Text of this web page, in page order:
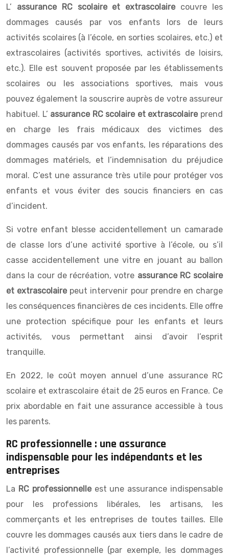
L’ assurance RC scolaire et extrascolaire couvre les
dommages causés par vos enfants lors de leurs
activités scolaires (à l’école, en sorties scolaires, etc.) et
extrascolaires (activités sportives, activités de loisirs,
etc.). Elle est souvent proposée par les établissements
scolaires ou les associations sportives, mais vous
pouvez également la souscrire auprès de votre assureur
habituel. L’ assurance RC scolaire et extrascolaire prend
en charge les frais médicaux des victimes des
dommages causés par vos enfants, les réparations des
dommages matériels, et l’indemnisation du préjudice
moral. C’est une assurance très utile pour protéger vos
enfants et vous éviter des soucis financiers en cas
d’incident.
Si votre enfant blesse accidentellement un camarade
de classe lors d’une activité sportive à l’école, ou s’il
casse accidentellement une vitre en jouant au ballon
dans la cour de récréation, votre assurance RC scolaire
et extrascolaire peut intervenir pour prendre en charge
les conséquences financières de ces incidents. Elle offre
une protection spécifique pour les enfants et leurs
activités, vous permettant ainsi d’avoir l’esprit
tranquille.
En 2022, le coût moyen annuel d’une assurance RC
scolaire et extrascolaire était de 25 euros en France. Ce
prix abordable en fait une assurance accessible à tous
les parents.
RC professionnelle : une assurance
indispensable pour les indépendants et les
entreprises
La RC professionnelle est une assurance indispensable
pour les professions libérales, les artisans, les
commerçants et les entreprises de toutes tailles. Elle
couvre les dommages causés aux tiers dans le cadre de
l’activité professionnelle (par exemple, les dommages